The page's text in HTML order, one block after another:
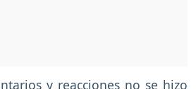
y reacciones no se hizo